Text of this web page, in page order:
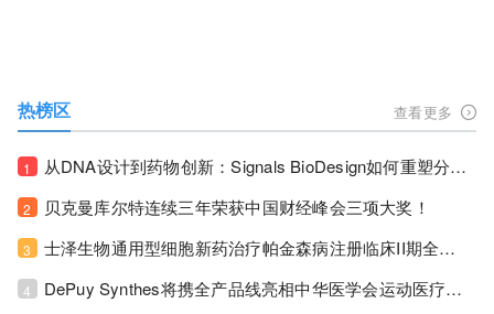
热榜区 查看更多
1 从DNA设计到药物创新：Signals BioDesign如何重塑分子生物学研发生态！
2 贝克曼库尔特连续三年荣获中国财经峰会三项大奖！
3 士泽生物通用型细胞新药治疗帕金森病注册临床II期全部入组完成！
4 DePuy Synthes将携全产品线亮相中华医学会运动医疗分会大会，加码布局中国运动医学创新赛道！